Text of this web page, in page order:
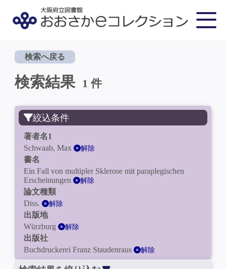
検索へ戻る
検索結果 1 件
絞込条件
著者名1
Schwaab, Max
解除
書名
Ein Fall von multipler Sklerose mit paraplegischen
Erscheinungen
解除
論文種類
Diss.
解除
出版地
Würzburg
解除
出版社
Buchdruckerei Franz Staudenraus
解除